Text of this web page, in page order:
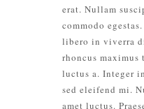
erat. Nullam
commodo
libero in viverra
rhoncus
luctus a. Integer
sed eleifend mi.
amet luctus.